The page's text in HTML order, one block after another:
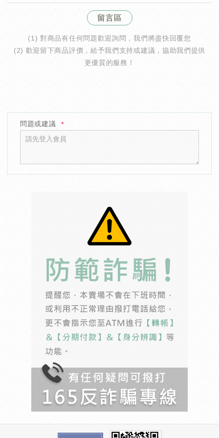
留言區
(1) 對商品有任何問題歡迎詢問，我們將盡快回覆您
(2) 歡迎留下商品評價，給予我們支持或建議，協助我們提供
更優質的服務！
問題或建議